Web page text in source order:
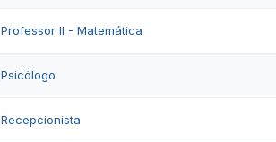
Professor II - Matemática
Psicólogo
Recepcionista